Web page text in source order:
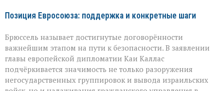
Позиция Евросоюза: поддержка и конкретные шаги
Брюссель называет достигнутые договорённости
важнейшим этапом на пути к безопасности. В заявлении
главы европейской дипломатии Каи Каллас
подчёркивается значимость не только разоружения
негосударственных группировок и вывода израильских